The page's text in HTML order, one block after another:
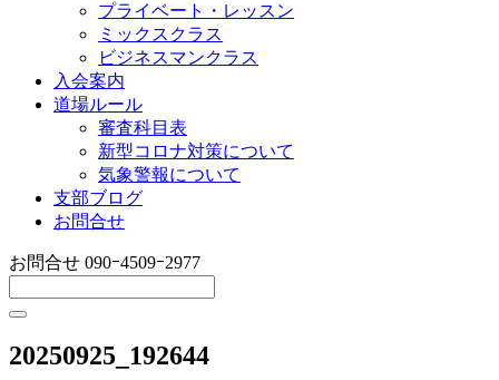
プライベート・レッスン
ミックスクラス
ビジネスマンクラス
入会案内
道場ルール
審査科目表
新型コロナ対策について
気象警報について
支部ブログ
お問合せ
お問合せ 090ｰ4509ｰ2977
20250925_192644